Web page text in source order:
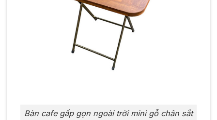
Bàn cafe gấp gọn ngoài trời mini gỗ chân sắt